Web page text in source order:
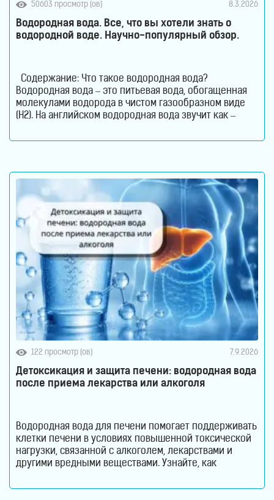
50603 просмотр (ов) 8.3.2026
Водородная вода. Все, что вы хотели знать о
водородной воде. Научно-популярный обзор.
Содержание: Что такое водородная вода?
Водородная вода – это питьевая вода, обогащенная
молекулами водорода в чистом газообразном виде
(H2). На английском водородная вода звучит как –
воде молекулы водорода не вступают в химическую
122 просмотр (ов) 7.9.2026
Детоксикация и защита печени: водородная вода
после приема лекарства или алкоголя
Водородная вода для печени помогает поддерживать
клетки печени в условиях повышенной токсической
нагрузки, связанной с алкоголем, лекарствами и
другими вредными веществами. Узнайте, как
оксидативного стресса и защите гепатоцитов. Печень